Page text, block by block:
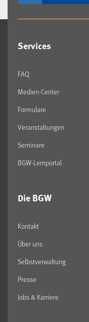
Services
FAQ
Medien-Center
Formulare
Veranstaltungen
Seminare
BGW-Lernportal
Die BGW
Kontakt
Über uns
Selbstverwaltung
Presse
Jobs & Karriere